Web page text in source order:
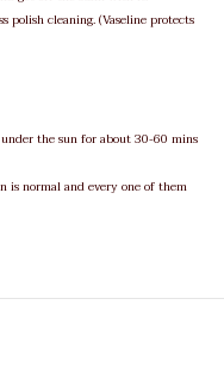
polish cleaning. (Vaseline protects
the sun for about 30-60 mins
is normal and every one of them